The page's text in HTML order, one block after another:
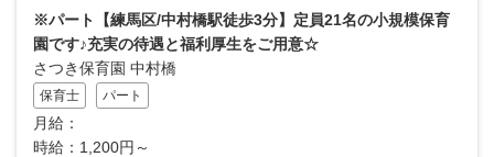
※パート【練馬区/中村橋駅徒歩3分】定員21名の小規模保育
園です♪充実の待遇と福利厚生をご用意☆
さつき保育園 中村橋
保育士 パート
月給：
時給：1,200円～